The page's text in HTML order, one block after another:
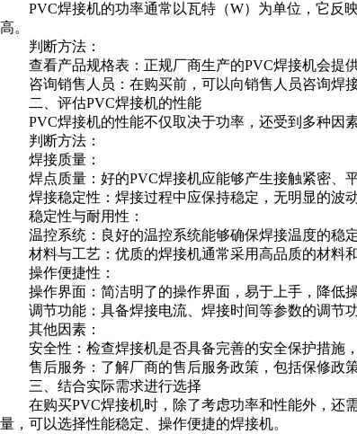
PVC焊接机的功率通常以瓦特（W）为单位，它反映
高。
判断方法：
查看产品规格表：正规厂商生产的PVC焊接机会提供
咨询销售人员：在购买前，可以向销售人员咨询焊接
二、评估PVC焊接机的性能
PVC焊接机的性能不仅取决于功率，还受到多种因素
判断方法：
焊接质量：
焊点质量：好的PVC焊接机应能够产生接触紧密、平
焊接稳定性：焊接过程中应保持稳定，无明显的波动
稳定性与耐用性：
温控系统：良好的温控系统能够确保焊接温度的稳定
材料与工艺：优质的焊接机通常采用高品质的材料和
操作便捷性：
操作界面：简洁明了的操作界面，易于上手，降低操
调节功能：具备焊接电流、焊接时间等参数的调节功
其他因素：
安全性：检查焊接机是否具备完善的安全保护措施，
售后服务：了解厂商的售后服务政策，包括保修政策
三、结合实际需求进行选择
在购买PVC焊接机时，除了考虑功率和性能外，还需
量，可以选择性能稳定、操作便捷的焊接机。